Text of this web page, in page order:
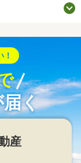
く
産